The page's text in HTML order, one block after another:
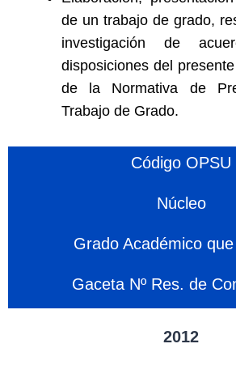
de un trabajo de grado,
investigación de
disposiciones del
de la Normativa de
Trabajo de Grado.
Código OPSU
Núcleo
Grado Académico
Gaceta Nº Res. de
2012